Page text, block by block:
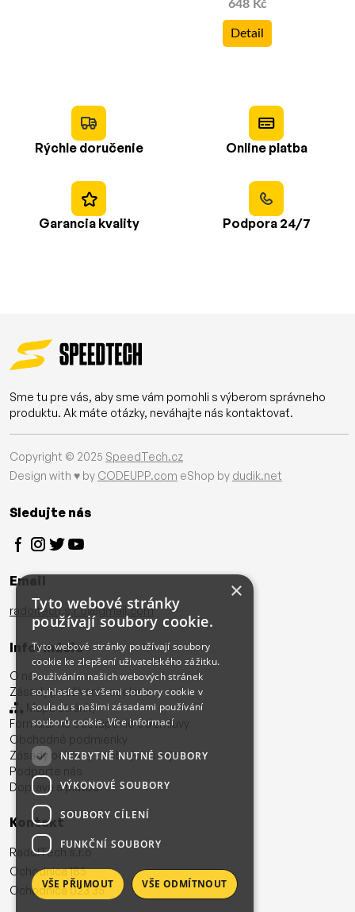
648 Kč
Detail
Rýchle doručenie Online platba
Garancia kvality Podpora 24/7
Sme tu pre vás, aby sme vám pomohli s výberom správneho
produktu. Ak máte otázky, neváhajte nás kontaktovať.
Copyright © 2025 SpeedTech.cz
Design with ♥ by CODEUPP.com eShop by dudik.net
Sledujte nás
Email
radoltech.s.r.o@gmail.com
Informácie
O nás
Zásady používania cookies
Mapa stránky
Formulár na odstúpenie od zmluvy
Obchodné podmienky
Zásady ochrany osobných údajov
Podporte nás
Doprava a platba
Kontakt
RadolTech s.r.o
Ochodnica 185
Ochodnica 023 35
×
Tyto webové stránky
používají soubory cookie.
Tyto webové stránky používají soubory
cookie ke zlepšení uživatelského zážitku.
Používáním našich webových stránek
souhlasíte se všemi soubory cookie v
souladu s našimi zásadami používání
souborů cookie.Více informací
NEZBYTNĚ NUTNÉ SOUBORY
VÝKONOVÉ SOUBORY
SOUBORY CÍLENÍ
FUNKČNÍ SOUBORY
VŠE PŘIJMOUT VŠE ODMÍTNOUT